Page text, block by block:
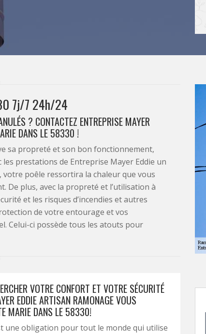
7j/7 24h/24
? CONTACTEZ ENTREPRISE MAYER
DANS LE 58330 !
sa propreté et son bon fonctionnement,
prestations de Entreprise Mayer Eddie un
votre poêle ressortira la chaleur que vous
De plus, avec la propreté et l’utilisation à
et les risques d’incendies et autres
de votre entourage et vos
Celui-ci possède tous les atouts pour
VOTRE CONFORT ET VOTRE SÉCURITÉ
EDDIE ARTISAN RAMONAGE VOUS
MARIE DANS LE 58330!
une obligation pour tout le monde qui utilise